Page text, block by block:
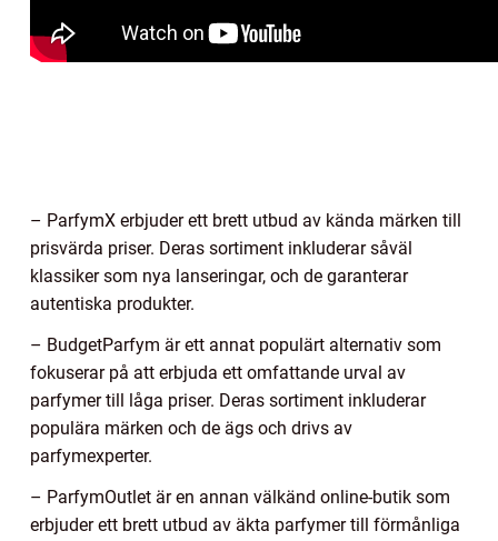
– ParfymX erbjuder ett brett utbud av kända märken till
prisvärda priser. Deras sortiment inkluderar såväl
klassiker som nya lanseringar, och de garanterar
autentiska produkter.
– BudgetParfym är ett annat populärt alternativ som
fokuserar på att erbjuda ett omfattande urval av
parfymer till låga priser. Deras sortiment inkluderar
populära märken och de ägs och drivs av
parfymexperter.
– ParfymOutlet är en annan välkänd online-butik som
erbjuder ett brett utbud av äkta parfymer till förmånliga